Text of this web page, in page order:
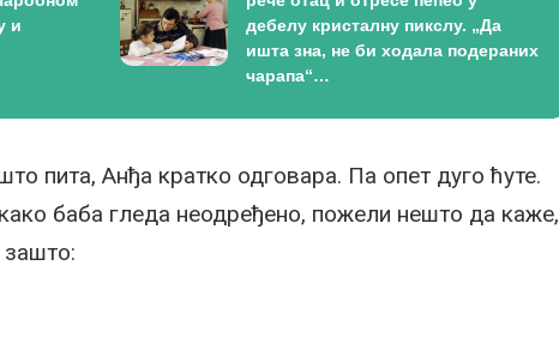
и
дебелу кристалну пикслу. „Да
ишта зна, не би ходала подераних
чарапа“…
пита, Анђа кратко одговара. Па опет дуго ћуте.
баба гледа неодређено, пожели нешто да каже,
зашто: